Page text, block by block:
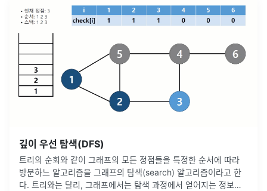
깊이 우선 탐색(DFS)
트리의 순회와 같이 그래프의 모든 정점들을 특정한 순서에 따라
방문하느 알고리즘을 그래프의 탐색(search) 알고리즘이라고 한
다. 트리와는 달리, 그래프에서는 탐색 과정에서 얻어지는 정보가